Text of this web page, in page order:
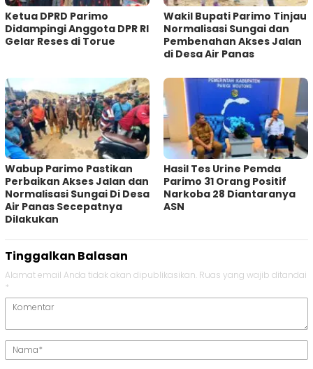
Ketua DPRD Parimo
Didampingi Anggota DPR RI
Gelar Reses di Torue
Wakil Bupati Parimo Tinjau
Normalisasi Sungai dan
Pembenahan Akses Jalan
di Desa Air Panas
Wabup Parimo Pastikan
Perbaikan Akses Jalan dan
Normalisasi Sungai Di Desa
Air Panas Secepatnya
Dilakukan
Hasil Tes Urine Pemda
Parimo 31 Orang Positif
Narkoba 28 Diantaranya
ASN
Tinggalkan Balasan
Alamat email Anda tidak akan dipublikasikan. Ruas yang wajib ditandai
*